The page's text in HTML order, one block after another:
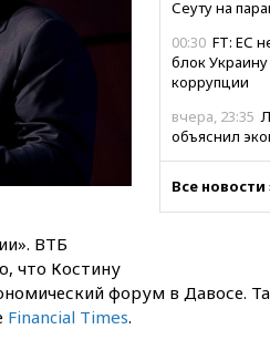
Сеуту на
00:30 FT: ЕС
блок
коррупции
вчера, 23:35
объяснил
вчера, 22:59
вчера, 22:45
Все новости
ВТБ
что Костину
форум в Давосе.
Financial Times.